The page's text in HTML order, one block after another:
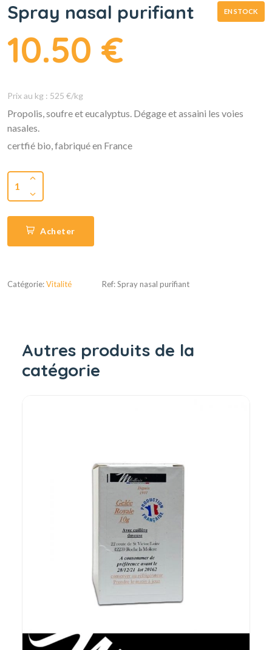
Spray nasal purifiant EN STOCK
10.50 €
Prix au kg : 525 €/kg
Propolis, soufre et eucalyptus. Dégage et assaini les voies
nasales.
certfié bio, fabriqué en France
1
Acheter
Catégorie:Vitalité Ref: Spray nasal purifiant
Autres produits de la
catégorie